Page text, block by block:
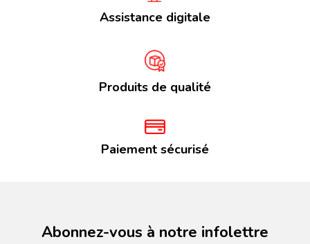
Assistance digitale
Produits de qualité
Paiement sécurisé
Abonnez-vous à notre infolettre